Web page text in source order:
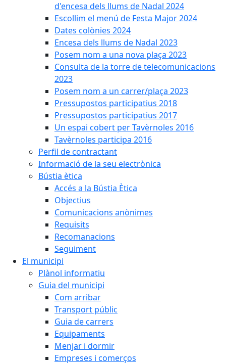
d'encesa dels llums de Nadal 2024
Escollim el menú de Festa Major 2024
Dates colònies 2024
Encesa dels llums de Nadal 2023
Posem nom a una nova plaça 2023
Consulta de la torre de telecomunicacions
2023
Posem nom a un carrer/plaça 2023
Pressupostos participatius 2018
Pressupostos participatius 2017
Un espai cobert per Tavèrnoles 2016
Tavèrnoles participa 2016
Perfil de contractant
Informació de la seu electrònica
Bústia ètica
Accés a la Bústia Ètica
Objectius
Comunicacions anònimes
Requisits
Recomanacions
Seguiment
El municipi
Plànol informatiu
Guia del municipi
Com arribar
Transport públic
Guia de carrers
Equipaments
Menjar i dormir
Empreses i comerços